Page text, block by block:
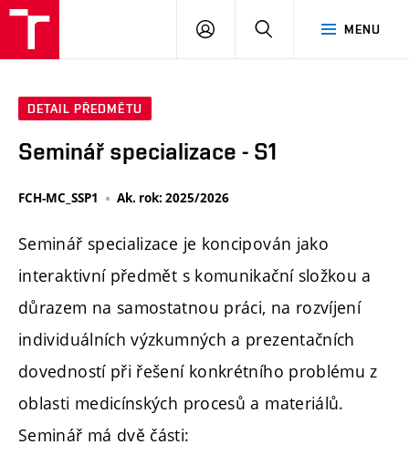
MENU
PŘIHLÁSIT
DETAIL PŘEDMĚTU
Seminář specializace - S1
FCH-MC_SSP1 Ak. rok: 2025/2026
Seminář specializace je koncipován jako
interaktivní předmět s komunikační složkou a
důrazem na samostatnou práci, na rozvíjení
individuálních výzkumných a prezentačních
dovedností při řešení konkrétního problému z
oblasti medicínských procesů a materiálů.
Seminář má dvě části: